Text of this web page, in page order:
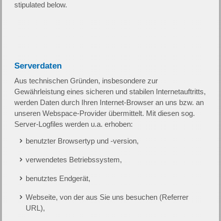
stipulated below.
Serverdaten
Aus technischen Gründen, insbesondere zur
Gewährleistung eines sicheren und stabilen Internetauftritts,
werden Daten durch Ihren Internet-Browser an uns bzw. an
unseren Webspace-Provider übermittelt. Mit diesen sog.
Server-Logfiles werden u.a. erhoben:
benutzter Browsertyp und -version,
verwendetes Betriebssystem,
benutztes Endgerät,
Webseite, von der aus Sie uns besuchen (Referrer
URL),